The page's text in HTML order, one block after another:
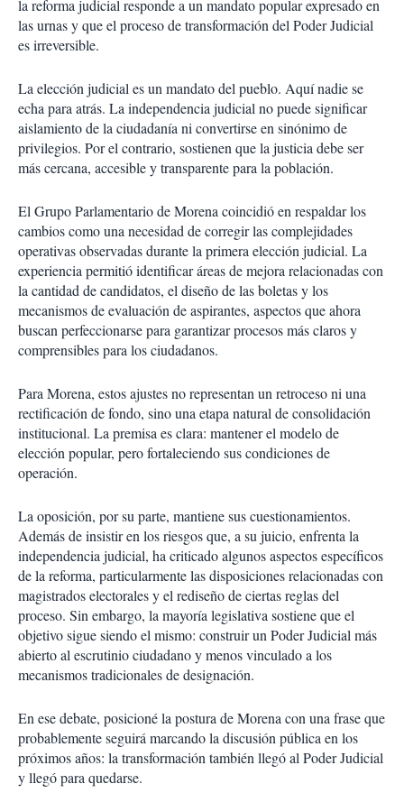
la reforma judicial responde a un mandato popular expresado en
las urnas y que el proceso de transformación del Poder Judicial
es irreversible.
La elección judicial es un mandato del pueblo. Aquí nadie se
echa para atrás. La independencia judicial no puede significar
aislamiento de la ciudadanía ni convertirse en sinónimo de
privilegios. Por el contrario, sostienen que la justicia debe ser
más cercana, accesible y transparente para la población.
El Grupo Parlamentario de Morena coincidió en respaldar los
cambios como una necesidad de corregir las complejidades
operativas observadas durante la primera elección judicial. La
experiencia permitió identificar áreas de mejora relacionadas con
la cantidad de candidatos, el diseño de las boletas y los
mecanismos de evaluación de aspirantes, aspectos que ahora
buscan perfeccionarse para garantizar procesos más claros y
comprensibles para los ciudadanos.
Para Morena, estos ajustes no representan un retroceso ni una
rectificación de fondo, sino una etapa natural de consolidación
institucional. La premisa es clara: mantener el modelo de
elección popular, pero fortaleciendo sus condiciones de
operación.
La oposición, por su parte, mantiene sus cuestionamientos.
Además de insistir en los riesgos que, a su juicio, enfrenta la
independencia judicial, ha criticado algunos aspectos específicos
de la reforma, particularmente las disposiciones relacionadas con
magistrados electorales y el rediseño de ciertas reglas del
proceso. Sin embargo, la mayoría legislativa sostiene que el
objetivo sigue siendo el mismo: construir un Poder Judicial más
abierto al escrutinio ciudadano y menos vinculado a los
mecanismos tradicionales de designación.
En ese debate, posicioné la postura de Morena con una frase que
probablemente seguirá marcando la discusión pública en los
próximos años: la transformación también llegó al Poder Judicial
y llegó para quedarse.